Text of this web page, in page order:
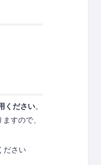
ください。
すので、
ださい